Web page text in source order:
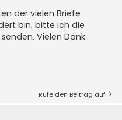
der vielen Briefe
bin, bitte ich die
Vielen Dank.
Rufe den Beitrag auf